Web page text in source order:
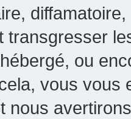
transgresser
ou
vous vous
nous